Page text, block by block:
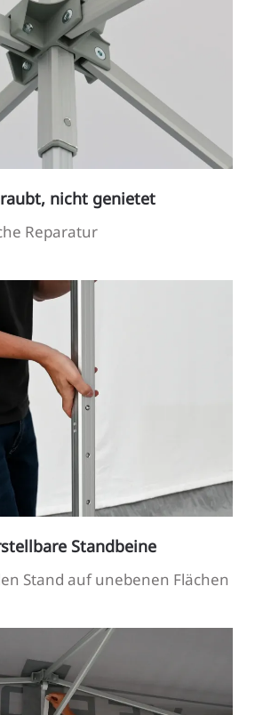
nicht genietet
Reparatur
Standbeine
Stand auf unebenen Flächen